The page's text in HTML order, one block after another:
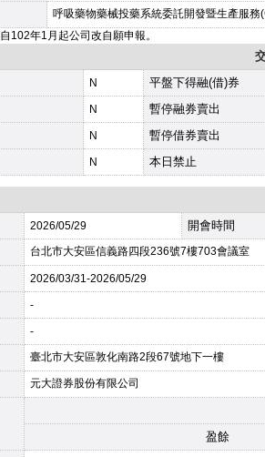
呼吸藥物藥械投藥系統委託開發暨生產服務
102年1月起公司改自願申報。
N
平盤下得融(借)券
N
暫停融券賣出
N
暫停借券賣出
N 本日禁止
2026/05/29
開會時間
台北市大安區信義路四段236號7樓703會議室
2026/03/31-2026/05/29
-
-
臺北市大安區敦化南路2段67號地下一樓
元大證券股份有限公司
盈餘